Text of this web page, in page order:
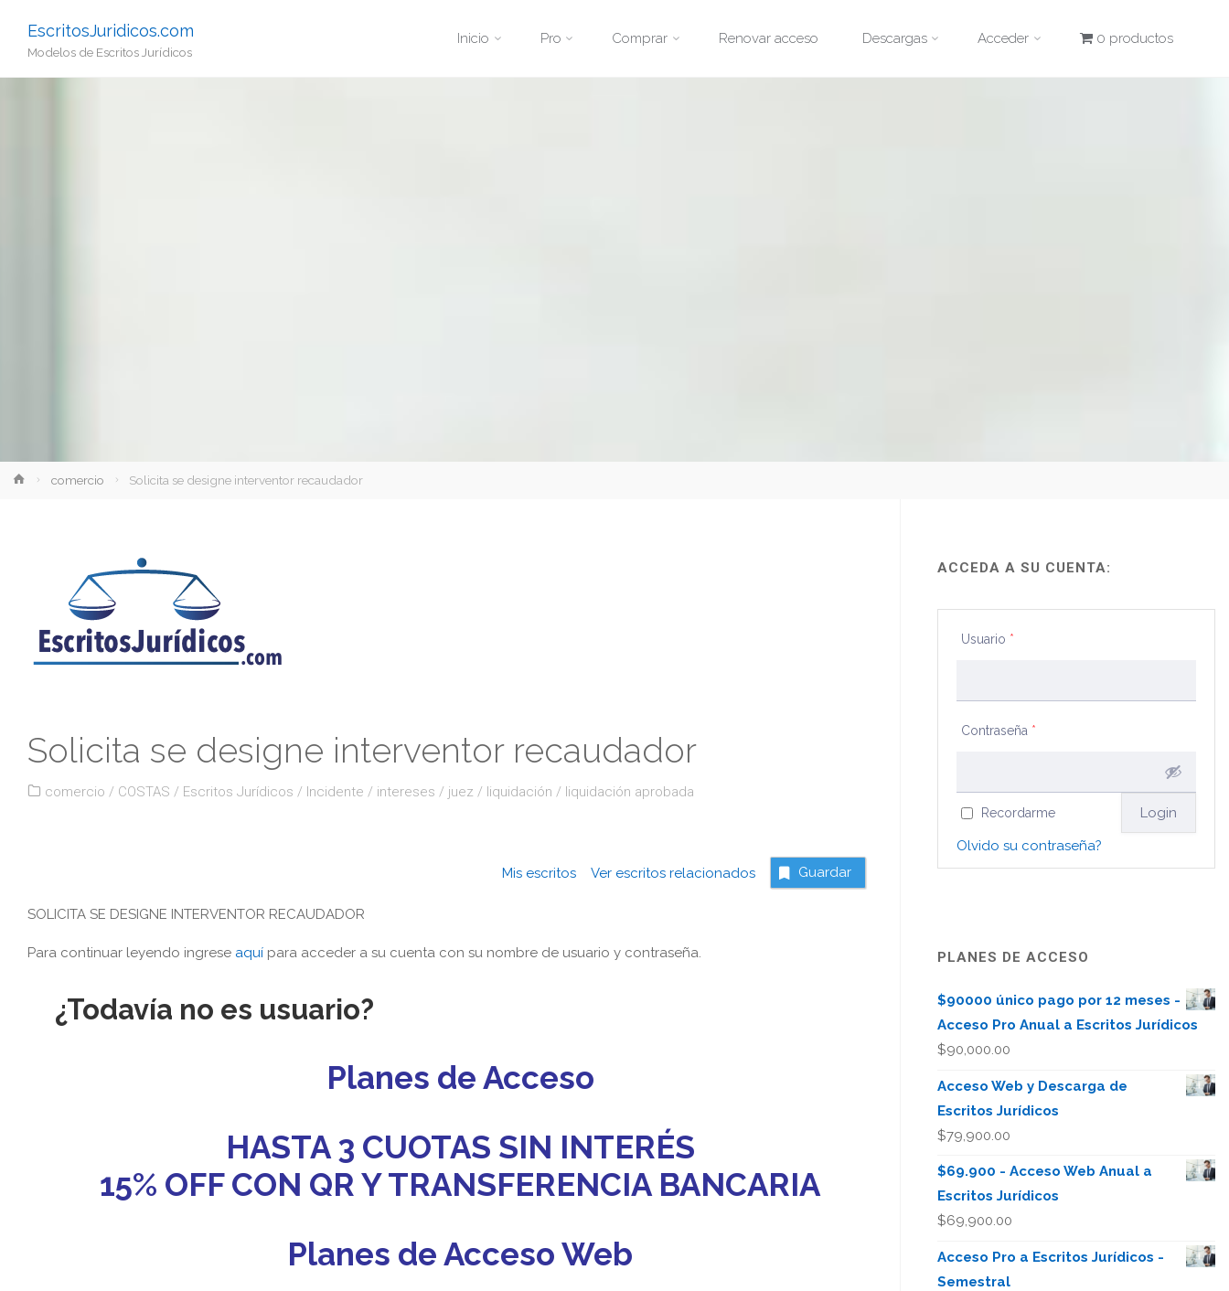
EscritosJuridicos.com
Modelos de Escritos Jurídicos
Inicio Pro Comprar Renovar acceso Descargas Acceder 0 productos
Iniciocomercio Solicita se designe interventor recaudador
Solicita se designe interventor recaudador
comercio / COSTAS / Escritos Jurídicos / Incidente / intereses / juez / liquidación / liquidación aprobada
Mis escritosVer escritos relacionados Guardar
SOLICITA SE DESIGNE INTERVENTOR RECAUDADOR
Para continuar leyendo ingrese aquí para acceder a su cuenta con su nombre de usuario y contraseña.
¿Todavía no es usuario?
Planes de Acceso
HASTA 3 CUOTAS SIN INTERÉS
15% OFF CON QR Y TRANSFERENCIA BANCARIA
Planes de Acceso Web
ACCEDA A SU CUENTA:
Usuario *
Contraseña *
Recordarme
Olvido su contraseña?
PLANES DE ACCESO
$90000 único pago por 12 meses -
Acceso Pro Anual a Escritos Jurídicos
$90,000.00
Acceso Web y Descarga de
Escritos Jurídicos
$79,900.00
$69.900 - Acceso Web Anual a
Escritos Jurídicos
$69,900.00
Acceso Pro a Escritos Jurídicos -
Semestral